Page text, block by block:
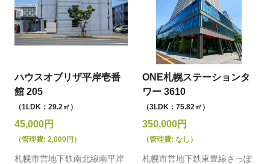
ハウスオブリザ平岸壱番
館 205
（1LDK：29.2㎡）
45,000円
（管理費: 2,000円）
札幌市営地下鉄南北線南平岸
ONE札幌ステーションタ
ワー 3610
（3LDK：75.82㎡）
350,000円
（管理費: なし）
札幌市営地下鉄東豊線さっぽ